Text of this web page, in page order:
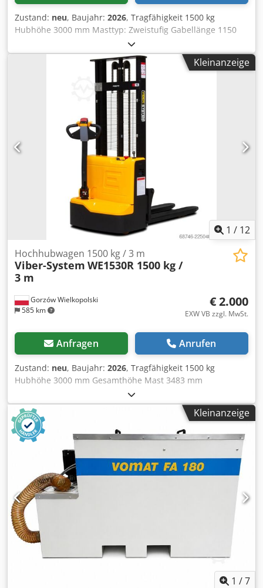
Zustand: neu, Baujahr: 2026, Tragfähigkeit 1500 kg
Hubhöhe 3000 mm Masttyp: Zweistufig Gabellänge 1150
mm Gabelbreite 550 mm Minimale Gabelhöhe ≤ 90 mm
Antriebs-/Hubmotor: 0,75 kW AC / 2,2 kW DC Batterie: 24 V
/ 100 Ah (Bleiakku) Batteriegewicht: 2 × 32,5 kg Ladezeit: ca.
4 Stunden Ladegerät: 230 V AC Fahrgeschwindigkeit
(mit/ohne Last): 3,5/4,5 km/h Hubgeschwindigkeit
(mit/ohne Last): 100/155 mm/s Masthöhe
(eingeklappt/ausgeklappt): 2083/3568 mm Wenderadius:
1482 mm Gewicht: 600 kg Bedienplattform: Klappbar, mit
Sicherheitsverriegelung Geräuschpegel: < 70 dB(A) Radtyp:
Polyurethan Antriebsradgröße: Ø 250 × 80 mm
Lagerradgröße: Ø 80 × 60 mm Zusatzräder (Abmessungen):
Ø 115 × 55 mm Dksdpfx Aajzr E Die Ter Radanordnung
(vorn/hinten, x = angetrieben): 1x, 2/4
Kleinanzeige
1 / 12
Gorzów Wielkopolski
585 km
Hochhubwagen 1500 kg / 3 m
Viber-System WE1530R 1500 kg /
3 m
€ 2.000
EXW VB zzgl. MwSt.
Anfragen Anrufen
Zustand: neu, Baujahr: 2026, Tragfähigkeit 1500 kg
Hubhöhe 3000 mm Gesamthöhe Mast 3483 mm
Batteriespannung 24 V Batteriegewicht 2 × 23,5 kg
Batteriekapazität 85 Ah Antriebsmotorleistung 0,75 kW
Hubmotorleistung 2,2 kW Dkedpfx Ajzr Ey Dja Tjr
Fahrgeschwindigkeit (mit/ohne Last) 4,2/4,5 km/h
Wenderadius 1366 mm Gabellänge 1150 mm Maximaler
Gabelabstand 700 mm Gabelbreite 165 mm Gesamthöhe
(abgesenkte Gabeln) 1983 mm Eigengewicht 560 kg
Geräuschpegel < 70 dB(A) Radtyp Polyurethan (PU)
Antriebsrad Ø 210 × 75 mm Lastrad Ø 80 × 60 mm
Stabilisierungsrad Ø 115 × 55 mm mm Radanordnung
(vorn/hinten, x = angetrieben) 1x, 1/4
Kleinanzeige
1 /7